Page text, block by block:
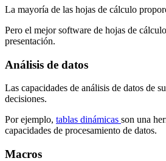
La mayoría de las hojas de cálculo
Pero el mejor software de hojas de
presentación.
Análisis de datos
Las capacidades de análisis de datos de
decisiones.
Por ejemplo, tablas dinámicas son una
capacidades de procesamiento de datos.
Macros